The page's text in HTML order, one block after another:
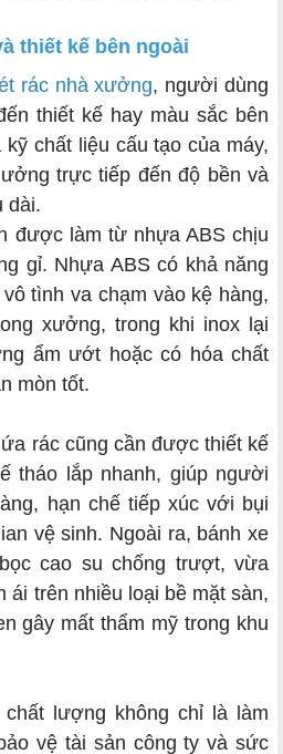
thiết kế bên ngoài
rác nhà xưởng, người dùng
thiết kế hay màu sắc bên
chất liệu cấu tạo của máy,
trực tiếp đến độ bền và
dài.
được làm từ nhựa ABS chịu
gỉ. Nhựa ABS có khả năng
tình va chạm vào kệ hàng,
xưởng, trong khi inox lại
ẩm ướt hoặc có hóa chất
mòn tốt.
rác cũng cần được thiết kế
tháo lắp nhanh, giúp người
hạn chế tiếp xúc với bụi
vệ sinh. Ngoài ra, bánh xe
cao su chống trượt, vừa
ái trên nhiều loại bề mặt sàn,
gây mất thẩm mỹ trong khu
lượng không chỉ là làm
vệ tài sản công ty và sức